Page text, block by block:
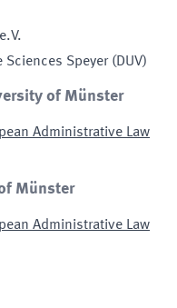
Speyer(DUV)
of Münster
Administrative Law
Münster
Administrative Law